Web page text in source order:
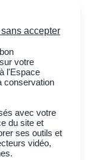
Vous êtes ?
CITEO
Actualités
accepter
votre
l'Espace
conservation
avec votre
du site et
ses outils et
vidéo,